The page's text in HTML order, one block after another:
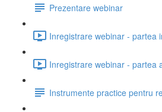
Prezentare webinar
Inregistrare webinar - partea
Inregistrare webinar - partea
Instrumente practice pentru